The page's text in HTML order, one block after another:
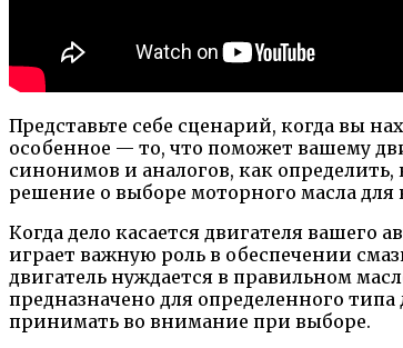
Представьте себе сценарий, когда вы
особенное — то, что поможет вашему
синонимов и аналогов, как
решение о выборе моторного масла для
Когда дело касается двигателя
играет важную роль в обеспечении
двигатель нуждается в правильном
предназначено для определенного
принимать во внимание при выборе.